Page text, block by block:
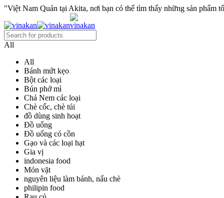
"Việt Nam Quán tại Akita, nơi bạn có thể tìm thấy những sản phẩm
All
All
Bánh mứt kẹo
Bột các loại
Bún phở mì
Chả Nem các loại
Chè cốc, chè túi
đồ dùng sinh hoạt
Đồ uống
Đồ uống có cồn
Gạo và các loại hạt
Gia vị
indonesia food
Món vặt
nguyên liệu làm bánh, nấu chè
philipin food